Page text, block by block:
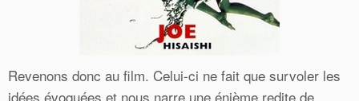
Revenons donc au film. Celui-ci ne fait que survoler les
idées évoquées et nous narre une énième redite de